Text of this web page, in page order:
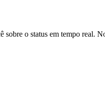
o status em tempo real.